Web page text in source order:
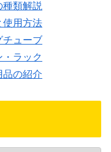
種類解説
使用方法
チューブ
・ラック
品の紹介